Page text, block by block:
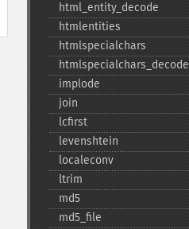
html_​entity_​decode
htmlentities
htmlspecialchars
htmlspecialchars_​decode
implode
join
lcfirst
levenshtein
localeconv
ltrim
md5
md5_​file